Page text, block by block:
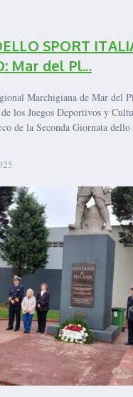
SPORT
Mar del Pl...
Marchigiana de Mar del
los Juegos Deportivos y
de la Seconda Giornata